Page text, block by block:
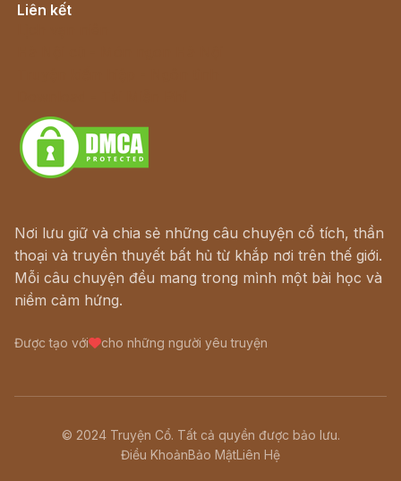
Liên kết
Nơi lưu giữ và chia sẻ những câu chuyện cổ tích, thần
thoại và truyền thuyết bất hủ từ khắp nơi trên thế giới.
Mỗi câu chuyện đều mang trong mình một bài học và
niềm cảm hứng.
Được tạo với cho những người yêu truyện
© 2024 Truyện Cổ. Tất cả quyền được bảo lưu.
Điều KhoảnBảo MậtLiên Hệ